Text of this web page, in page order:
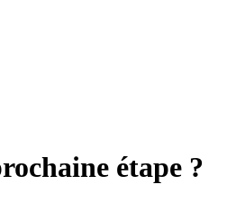
étape ?